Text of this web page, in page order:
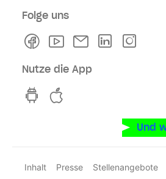
Folge uns
FacebookYoutubeNewsletterLinkedln
Nutze die App
hvv switch App auf
Und
Inhalt Presse Stellenangebote